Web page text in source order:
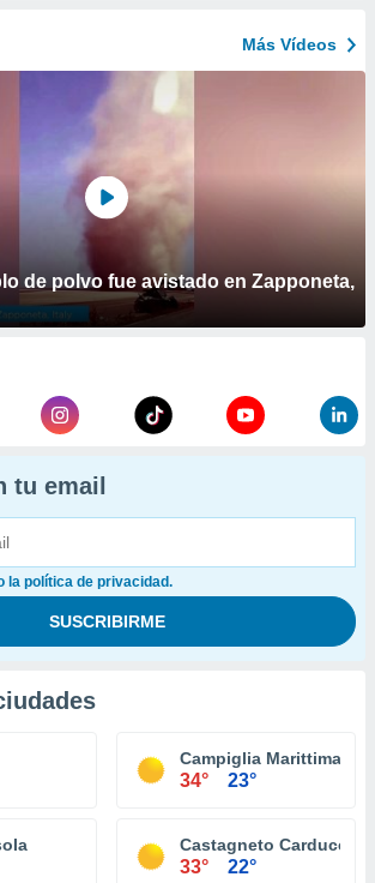
Más Vídeos
de polvo fue avistado en Zapponeta,
tu email
la política de privacidad.
Campiglia Marittima
34° 23°
Castagneto Carducci
33° 22°